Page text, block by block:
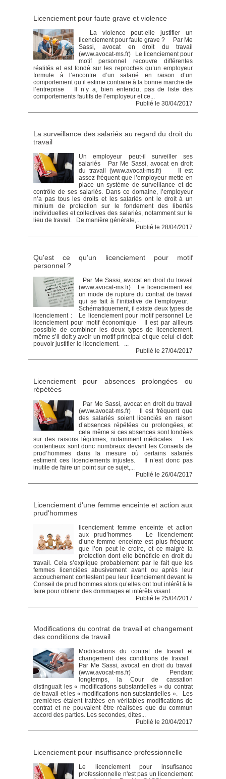
Licenciement pour faute grave et violence
La violence peut-elle justifier un
licenciement pour faute grave ? Par Me
Sassi, avocat en droit du travail
(www.avocat-ms.fr) Le licenciement pour
motif personnel recouvre différentes
réalités et est fondé sur les reproches qu’un employeur
formule à l’encontre d’un salarié en raison d’un
comportement qu’il estime contraire à la bonne marche de
l’entreprise Il n’y a, bien entendu, pas de liste des
comportements fautifs de l’employeur et ce...
Publié le 30/04/2017
La surveillance des salariés au regard du droit du
travail
Un employeur peut-il surveiller ses
salariés Par Me Sassi, avocat en droit
du travail (www.avocat-ms.fr) Il est
assez fréquent que l’employeur mette en
place un système de surveillance et de
contrôle de ses salariés. Dans ce domaine, l’employeur
n’a pas tous les droits et les salariés ont le droit à un
minium de protection sur le fondement des libertés
individuelles et collectives des salariés, notamment sur le
lieu de travail. De manière générale,...
Publié le 28/04/2017
Qu'est ce qu'un licenciement pour motif
personnel ?
Par Me Sassi, avocat en droit du travail
(www.avocat-ms.fr) Le licenciement est
un mode de rupture du contrat de travail
qui se fait à l’initiative de l’employeur.
Schématiquement, il existe deux types de
licenciement : Le licenciement pour motif personnel Le
licenciement pour motif économique Il est par ailleurs
possible de combiner les deux types de licenciement,
même s’il doit y avoir un motif principal et que celui-ci doit
pouvoir justifier le licenciement. ...
Publié le 27/04/2017
Licenciement pour absences prolongées ou
répétées
Par Me Sassi, avocat en droit du travail
(www.avocat-ms.fr) Il est fréquent que
des salariés soient licenciés en raison
d’absences répétées ou prolongées, et
cela même si ces absences sont fondées
sur des raisons légitimes, notamment médicales. Les
contentieux sont donc nombreux devant les Conseils de
prud’hommes dans la mesure où certains salariés
estiment ces licenciements injustes. Il n’est donc pas
inutile de faire un point sur ce sujet,...
Publié le 26/04/2017
Licenciement d'une femme enceinte et action aux
prud'hommes
licenciement femme enceinte et action
aux prud’hommes Le licenciement
d’une femme enceinte est plus fréquent
que l’on peut le croire, et ce malgré la
protection dont elle bénéficie en droit du
travail. Cela s’explique probablement par le fait que les
femmes licenciées abusivement avant ou après leur
accouchement contestent peu leur licenciement devant le
Conseil de prud’hommes alors qu’elles ont tout intérêt à le
faire pour obtenir des dommages et intérêts visant...
Publié le 25/04/2017
Modifications du contrat de travail et changement
des conditions de travail
Modifications du contrat de travail et
changement des conditions de travail
Par Me Sassi, avocat en droit du travail
(www.avocat-ms.fr) Pendant
longtemps, la Cour de cassation
distinguait les « modifications substantielles » du contrat
de travail et les « modifications non substantielles ». Les
premières étaient traitées en véritables modifications de
contrat et ne pouvaient être réalisées que du commun
accord des parties. Les secondes, dites...
Publié le 20/04/2017
Licenciement pour insuffisance professionnelle
Le licenciement pour insufisance
professionnelle n'est pas un licenciement